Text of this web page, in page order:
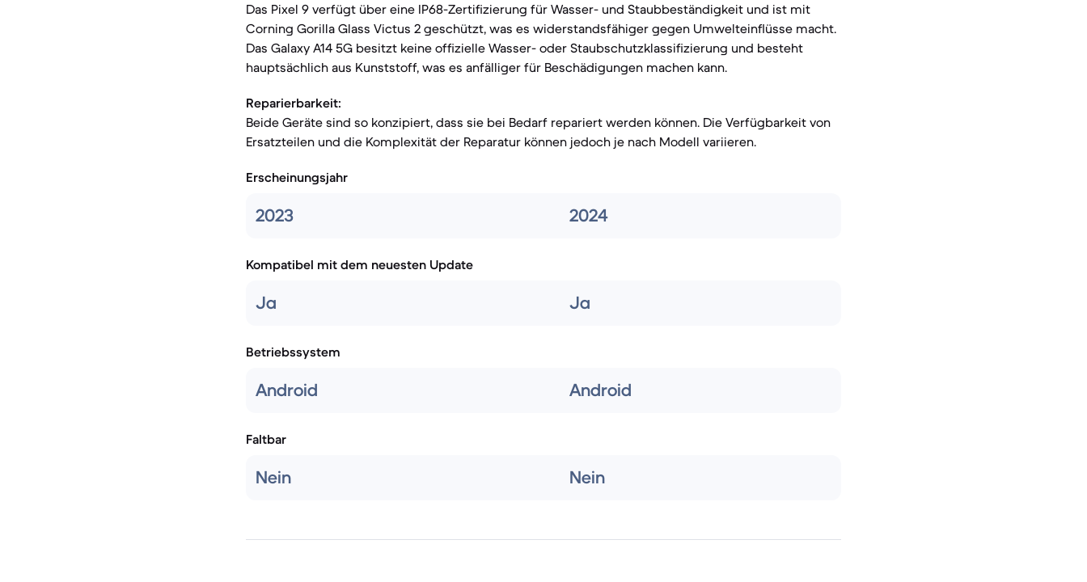
Das Pixel 9 verfügt über eine IP68-Zertifizierung für Wasser- und Staubbeständigkeit und ist mit
Corning Gorilla Glass Victus 2 geschützt, was es widerstandsfähiger gegen Umwelteinflüsse macht.
Das Galaxy A14 5G besitzt keine offizielle Wasser- oder Staubschutzklassifizierung und besteht
hauptsächlich aus Kunststoff, was es anfälliger für Beschädigungen machen kann.
Reparierbarkeit:
Beide Geräte sind so konzipiert, dass sie bei Bedarf repariert werden können. Die Verfügbarkeit von
Ersatzteilen und die Komplexität der Reparatur können jedoch je nach Modell variieren.
Erscheinungsjahr
2023 2024
Kompatibel mit dem neuesten Update
Ja Ja
Betriebssystem
Android Android
Faltbar
Nein Nein